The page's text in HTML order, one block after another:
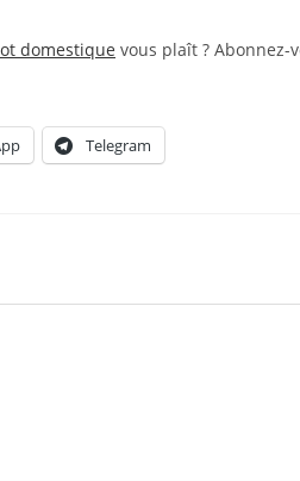
domestique vous plaît ? Abonnez-
Telegram